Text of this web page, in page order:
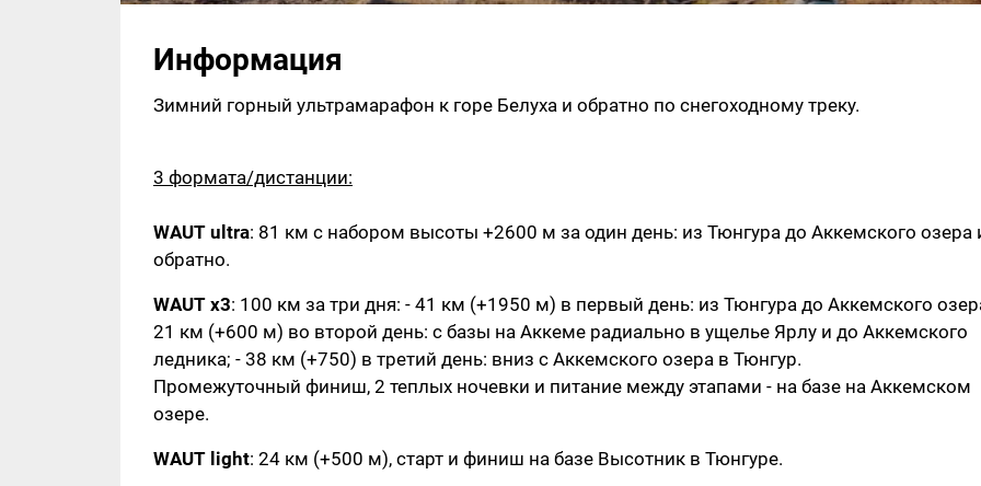
Информация
Зимний горный ультрамарафон к горе Белуха и обратно по снегоходному треку.
3 формата/дистанции:
WAUT ultra: 81 км с набором высоты +2600 м за один день: из Тюнгура до Аккемского озера
обратно.
WAUT x3: 100 км за три дня: - 41 км (+1950 м) в первый день: из Тюнгура до Аккемского
21 км (+600 м) во второй день: с базы на Аккеме радиально в ущелье Ярлу и до Аккемского
ледника; - 38 км (+750) в третий день: вниз с Аккемского озера в Тюнгур.
Промежуточный финиш, 2 теплых ночевки и питание между этапами - на базе на Аккемском
озере.
WAUT light: 24 км (+500 м), старт и финиш на базе Высотник в Тюнгуре.